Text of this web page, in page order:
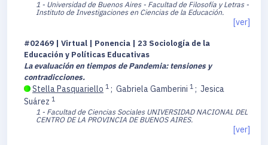
1 - Universidad de Buenos Aires - Facultad de Filosofía y Letras -
Instituto de Investigaciones en Ciencias de la Educación.
[ver]
#02469 | Virtual | Ponencia | 23 Sociología de la
Educación y Políticas Educativas
La evaluación en tiempos de Pandemia: tensiones y
contradicciones.
Stella Pasquariello 1 ; Gabriela Gamberini 1 ; Jesica
Suárez 1
1 - Facultad de Ciencias Sociales UNIVERSIDAD NACIONAL DEL
CENTRO DE LA PROVINCIA DE BUENOS AIRES.
[ver]